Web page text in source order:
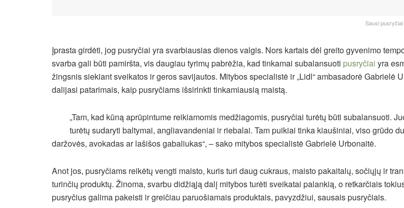
Sausi pusryčiai
Įprasta girdėti, jog pusryčiai yra svarbiausias dienos valgis. Nors kartais dėl greito gyvenimo
svarba gali būti pamiršta, vis daugiau tyrimų pabrėžia, kad tinkamai subalansuoti pusryčiai yra
žingsnis siekiant sveikatos ir geros savijautos. Mitybos specialistė ir „Lidl“ ambasadorė Gabrielė
dalijasi patarimais, kaip pusryčiams išsirinkti tinkamiausią maistą.
„Tam, kad kūną aprūpintume reikiamomis medžiagomis, pusryčiai turėtų būti subalansuoti.
turėtų sudaryti baltymai, angliavandeniai ir riebalai. Tam puikiai tinka kiaušiniai, viso grūdo
daržovės, avokadas ar lašišos gabaliukas“, – sako mitybos specialistė Gabrielė Urbonaitė.
Anot jos, pusryčiams reikėtų vengti maisto, kuris turi daug cukraus, maisto pakaitalų, sočiųjų ir
turinčių produktų. Žinoma, svarbu didžiąją dalį mitybos turėti sveikatai palankią, o retkarčiais
pusryčius galima pakeisti ir greičiau paruošiamais produktais, pavyzdžiui, sausais pusryčiais.